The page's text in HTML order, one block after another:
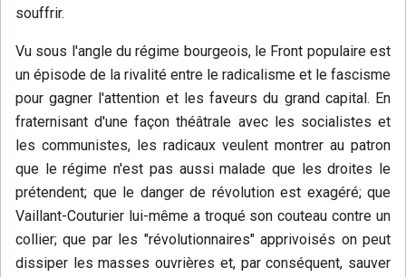
souffrir.
Vu sous l'angle du régime bourgeois, le Front populaire est
un épisode de la rivalité entre le radicalisme et le fascisme
pour gagner l'attention et les faveurs du grand capital. En
fraternisant d'une façon théâtrale avec les socialistes et
les communistes, les radicaux veulent montrer au patron
que le régime n'est pas aussi malade que les droites le
prétendent; que le danger de révolution est exagéré; que
Vaillant-Couturier lui-même a troqué son couteau contre un
collier; que par les "révolutionnaires" apprivoisés on peut
dissiper les masses ouvrières et, par conséquent, sauver